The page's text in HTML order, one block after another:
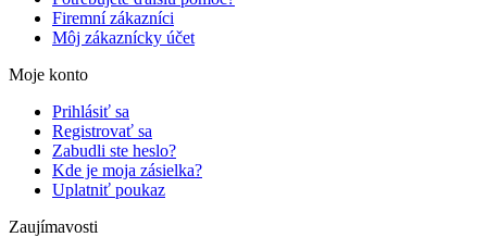
Firemní zákazníci
Môj zákaznícky účet
Moje konto
Prihlásiť sa
Registrovať sa
Zabudli ste heslo?
Kde je moja zásielka?
Uplatniť poukaz
Zaujímavosti